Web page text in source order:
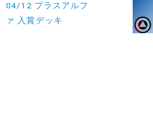
04/12 プラスアルフ
ァ 入賞デッキ